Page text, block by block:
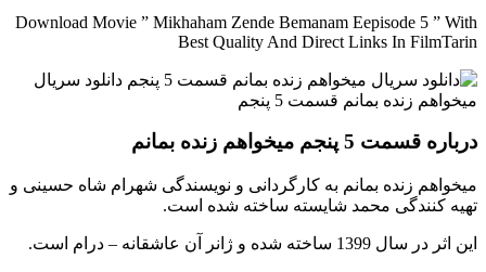
Download Movie ” Mikhaham Zende Bemanam Eepisode 5 ” With
Best Quality And Direct Links In FilmTarin
درباره قسمت 5 پنجم میخواهم زنده بمانم
میخواهم زنده بمانم به کارگردانی و نویسندگی شهرام شاه حسینی و
تهیه کنندگی محمد شایسته ساخته شده است.
این اثر در سال 1399 ساخته شده و ژانر آن عاشقانه – درام است.